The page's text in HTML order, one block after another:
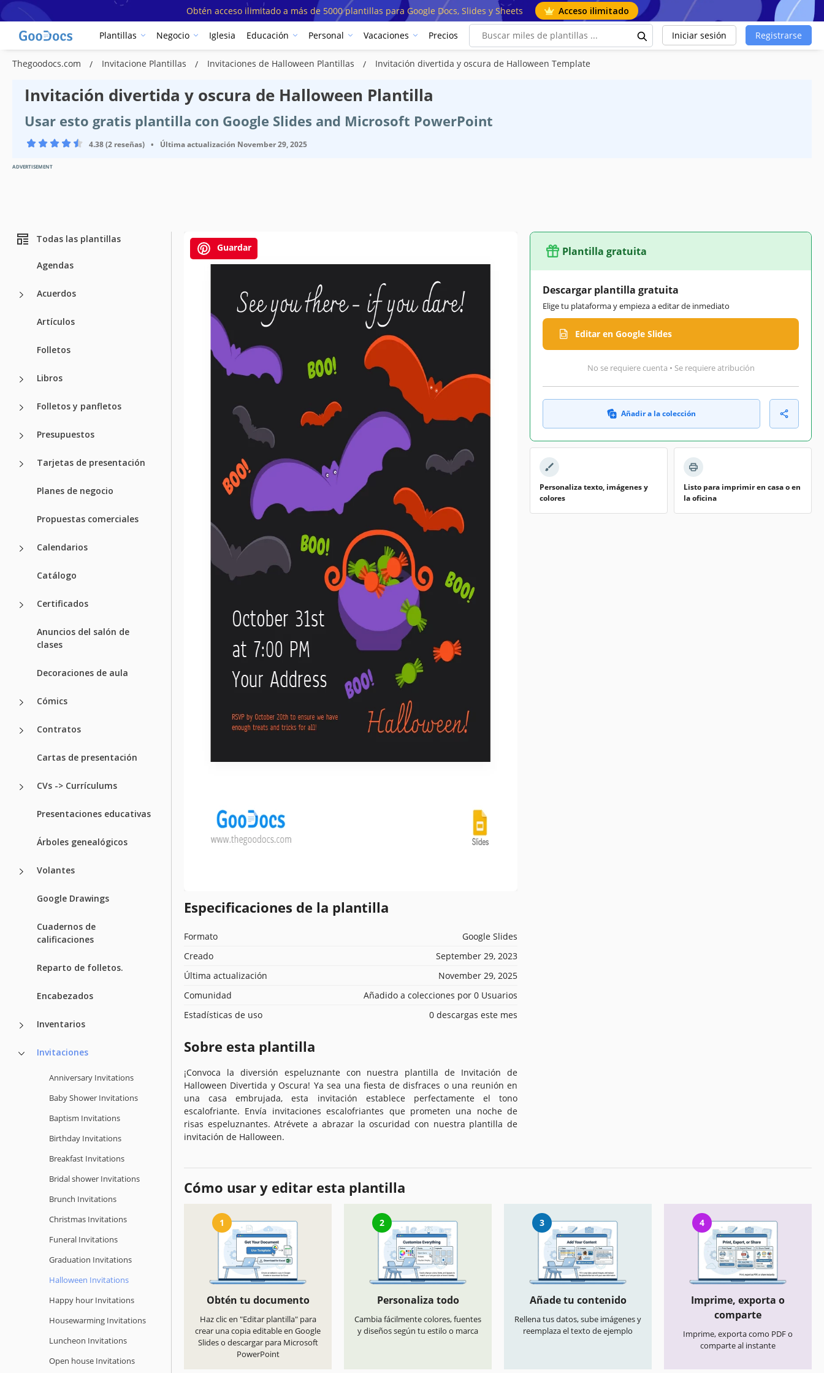
Obtén acceso ilimitado a más de 5000 plantillas para Google Docs, Slides y Sheets Acceso ilimitado
Plantillas Negocio Iglesia Educación Personal Vacaciones Precios Iniciar sesión Registrarse
Thegoodocs.com Invitacione Plantillas Invitaciones de Halloween Plantillas Invitación divertida y oscura de Halloween Template
Invitación divertida y oscura de Halloween Plantilla
Usar esto gratis plantilla con Google Slides and Microsoft PowerPoint
4.38 (2 reseñas) • Última actualización November 29, 2025
ADVERTISEMENT
Todas las plantillas
Agendas
Acuerdos
Artículos
Folletos
Libros
Folletos y panfletos
Presupuestos
Tarjetas de presentación
Planes de negocio
Propuestas comerciales
Calendarios
Catálogo
Certificados
Anuncios del salón de
clases
Decoraciones de aula
Cómics
Contratos
Cartas de presentación
CVs -> Currículums
Presentaciones educativas
Árboles genealógicos
Volantes
Google Drawings
Cuadernos de
calificaciones
Reparto de folletos.
Encabezados
Inventarios
Invitaciones
Anniversary Invitations
Baby Shower Invitations
Baptism Invitations
Birthday Invitations
Breakfast Invitations
Bridal shower Invitations
Brunch Invitations
Christmas Invitations
Funeral Invitations
Graduation Invitations
Halloween Invitations
Happy hour Invitations
Housewarming Invitations
Luncheon Invitations
Open house Invitations
Guardar
Especificaciones de la plantilla
Formato
Google Slides
Creado
September 29, 2023
Última actualización
November 29, 2025
Comunidad
Añadido a colecciones por 0 Usuarios
Estadísticas de uso
0 descargas este mes
Sobre esta plantilla
¡Convoca la diversión espeluznante con nuestra plantilla de Invitación de
Halloween Divertida y Oscura! Ya sea una fiesta de disfraces o una reunión en
una casa embrujada, esta invitación establece perfectamente el tono
escalofriante. Envía invitaciones escalofriantes que prometen una noche de
risas espeluznantes. Atrévete a abrazar la oscuridad con nuestra plantilla de
invitación de Halloween.
Plantilla gratuita
Descargar plantilla gratuita
Elige tu plataforma y empieza a editar de inmediato
Editar en Google Slides
No se requiere cuenta • Se requiere atribución
Añadir a la colección
Personaliza texto, imágenes y
colores
Listo para imprimir en casa o en
la oficina
Cómo usar y editar esta plantilla
1
Obtén tu documento
Haz clic en "Editar plantilla" para
crear una copia editable en Google
Slides o descargar para Microsoft
PowerPoint
2
Personaliza todo
Cambia fácilmente colores, fuentes
y diseños según tu estilo o marca
3
Añade tu contenido
Rellena tus datos, sube imágenes y
reemplaza el texto de ejemplo
4
Imprime, exporta o
comparte
Imprime, exporta como PDF o
comparte al instante